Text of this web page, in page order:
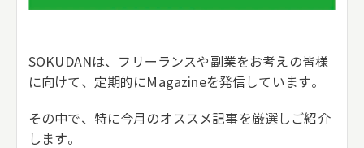
SOKUDANは、フリーランスや副業をお考えの皆様
に向けて、定期的にMagazineを発信しています。
その中で、特に今月のオススメ記事を厳選しご紹介
します。